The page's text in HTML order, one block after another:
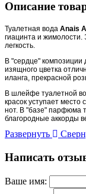
Описание
Туалетная вода Anais
гиацинта и жимолости.
легкость.
В "сердце" композиции
изящного цветка
иланга, прекрасной
В шлейфе туалетной
красок уступает место
нот. В "базе" парфюма
благородные аккорды
Развернуть
Написать
Ваше имя: